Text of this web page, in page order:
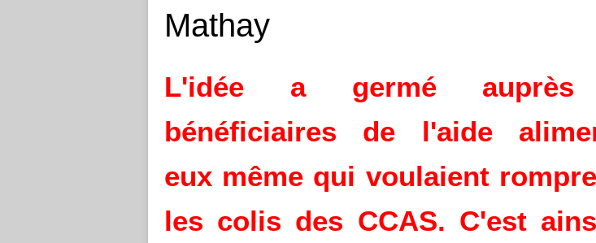
Mathay
L'idée a germé auprès
bénéficiaires de l'aide
eux même qui voulaient
les colis des CCAS. C'est